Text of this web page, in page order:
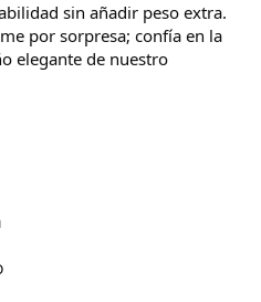
sin añadir peso extra.
por sorpresa; confía en la
elegante de nuestro